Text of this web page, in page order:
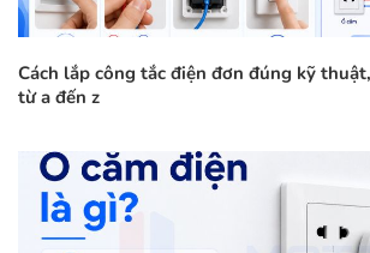
Cách lắp công tắc điện đơn đúng kỹ
từ a đến z